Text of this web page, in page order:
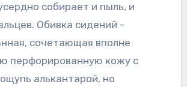
собирает и пыль, и
Обивка сидений –
сочетающая вполне
перфорированную кожу с
алькантарой, но